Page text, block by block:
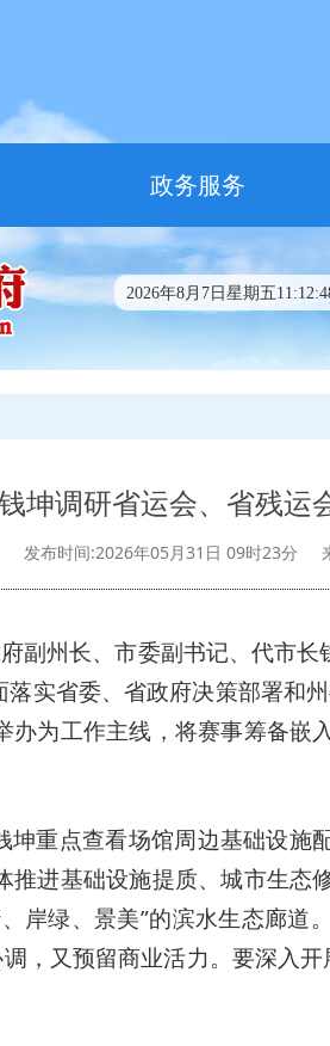
政务服务
2026年8月7日星期五
坤调研省运会、省残运
发布时间:2026年05月31日 09时23分
副州长、市委副书记、代市
实省委、省政府决策部署和
为工作主线，将赛事筹备
重点查看场馆周边基础设施
进基础设施提质、城市生
岸绿、景美”的滨水生态廊
，又预留商业活力。要深入